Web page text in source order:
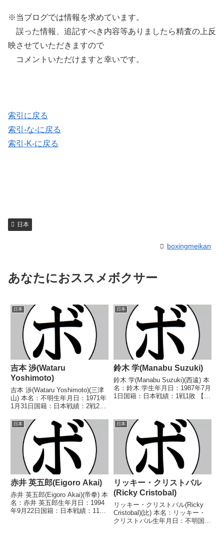
※当ブログでは情報を求めています。
誤った情報、追記すべき内容等ありましたら精査の上反
映させていただきますので
コメントいただけますと幸いです。
索引に戻る
索引-な-に戻る
索引-K-に戻る
日本
boxingmeikan
あなたにおススメボクサー
日本
吉本 渉(Wataru
Yoshimoto)
吉本 渉(Wataru Yoshimoto)(三津
山) 本名：不明生年月日：1971年
1月31日国籍：日本戦績：2戦2
歴】2001/04/30 ●3RTKO 百々
晃瑞(駿河)2001/10/28
●1RKO ...
日本
鈴木 学(Manabu Suzuki)
鈴木 学(Manabu Suzuki)(西遠) 本
名：鈴木 学生年月日：1987年7月
1日国籍：日本戦績：1戦1敗 【獲
太(緑) 【補足情報】・静岡県袋井
市出身。・鈴木 ...
日本
赤井 英五郎(Eigoro Akai)
赤井 英五郎(Eigoro Akai)(帝拳) 本
名：赤井 英五郎生年月日：1994
年9月22日国籍：日本戦績：11戦
日本
リッキー・クリストバル
(Ricky Cristobal)
リッキー・クリストバル(Ricky
Cristobal)(比) 本名：リッキー・
クリストバル生年月日：不明国